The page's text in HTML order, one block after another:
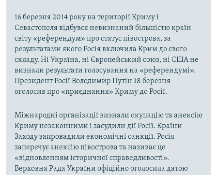
16 березня 2014 року на території Криму і
Севастополя відбувся невизнаний більшістю країн
світу «референдум» про статус півострова, за
результатами якого Росія включила Крим до свого
складу. Ні Україна, ні Європейський союз, ні США не
визнали результати голосування на «референдумі».
Президент Росії Володимир Путін 18 березня
оголосив про «приєднання» Криму до Росії.
Міжнародні організації визнали окупацію та анексію
Криму незаконними і засудили дії Росії. Країни
Заходу запровадили економічні санкції. Росія
заперечує анексію півострова та називає це
«відновленням історичної справедливості».
Верховна Рада України офіційно оголосила датою